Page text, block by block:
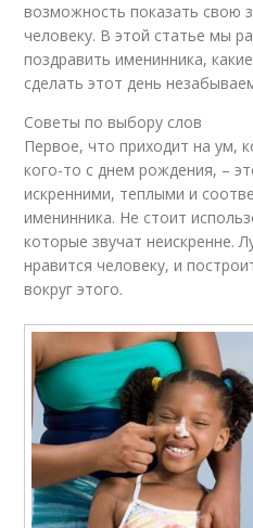
возможность показать свою
человеку. В этой статье мы
поздравить именинника,
сделать этот день
Советы по выбору слов
Первое, что приходит на ум,
кого-то с днем рождения, –
искренними, теплыми и
именинника. Не стоит
которые звучат неискренне.
нравится человеку, и
вокруг этого.